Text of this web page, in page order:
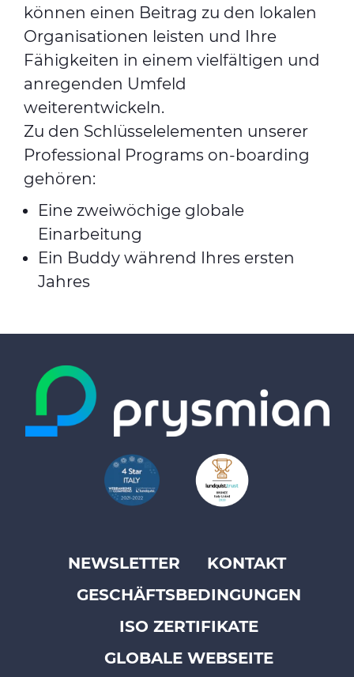
können einen Beitrag zu den lokalen
Organisationen leisten und Ihre
Fähigkeiten in einem vielfältigen und
anregenden Umfeld
weiterentwickeln.
Zu den Schlüsselelementen unserer
Professional Programs on-boarding
gehören:
Eine zweiwöchige globale
Einarbeitung
Ein Buddy während Ihres ersten
Jahres
FooterNEWSLETTER
KONTAKT
GESCHÄFTSBEDINGUNGEN
ISO ZERTIFIKATE
GLOBALE WEBSEITE